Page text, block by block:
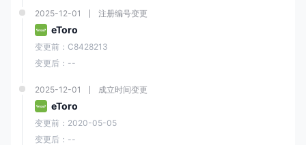
e投睿学院 ：这是一个在线教育门户，为交易者提供各种教育材料，包括文
章、视频、网络研讨会和课程，涵盖交易策略、市场分析、风险管理等各
个主题。
数等各种交易主题的深入信息。
市场新闻和分析
日市场更新、每周市场分析和其他教育内容。
更多其他教育资源可以在其官方网站上找到。
2025-12-01 注册编号变更
eToro
变更前：C8428213
变更后：--
2025-12-01 成立时间变更
eToro
变更前：2020-05-05
变更后：--